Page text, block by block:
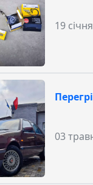
19
03